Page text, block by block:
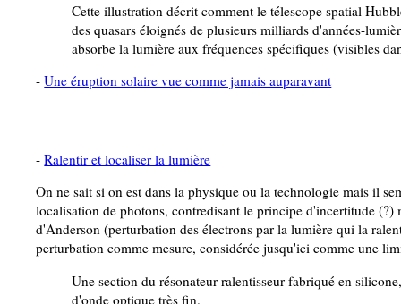
Cette illustration décrit comment le télescope spatial
des quasars éloignés de plusieurs milliards d'années-
absorbe la lumière aux fréquences spécifiques (visibles
-Une éruption solaire vue comme jamais auparavant
-Ralentir et localiser la lumière
On ne sait si on est dans la physique ou la technologie mais il
localisation de photons, contredisant le principe d'incertitude
d'Anderson (perturbation des électrons par la lumière qui la
perturbation comme mesure, considérée jusqu'ici comme une
Une section du résonateur ralentisseur fabriqué en
d'onde optique très fin.